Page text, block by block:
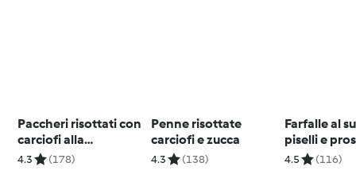
Paccheri risottati con
carciofi alla
carbonara
4.3 (178)
Penne risottate
carciofi e zucca
4.3 (138)
Farfalle al
piselli e
4.5 (116)